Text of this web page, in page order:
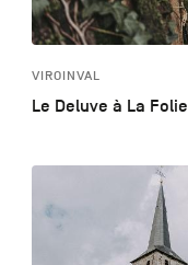
VIROINVAL
Le Deluve à La Folie